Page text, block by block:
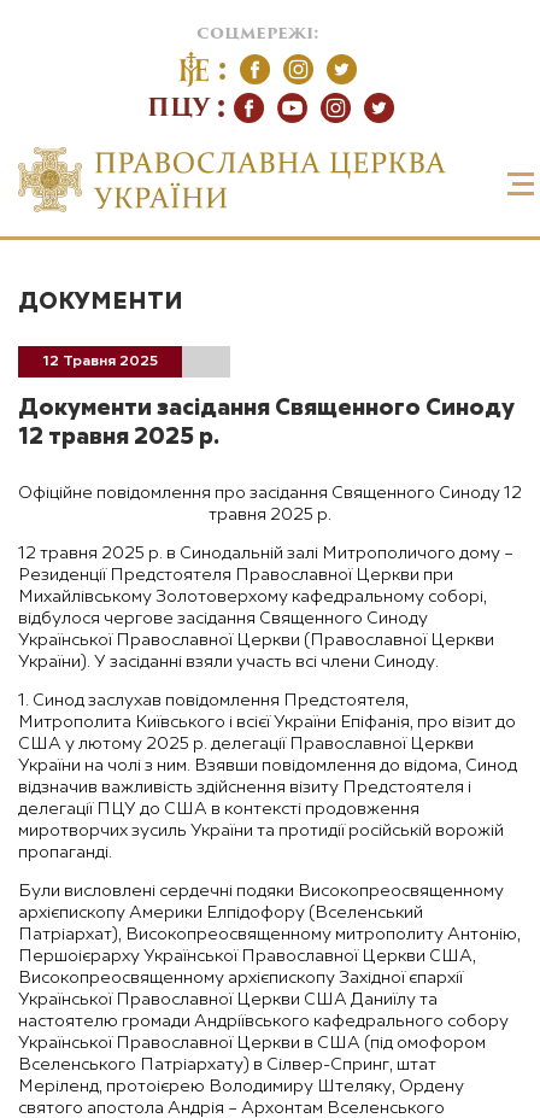
соцмережі:
ПЦУ
ДОКУМЕНТИ
12 Травня 2025
Документи засідання Священного Синоду
12 травня 2025 р.
Офіційне повідомлення про засідання Священного Синоду 12
травня 2025 р.
12 травня 2025 р. в Синодальній залі Митрополичого дому –
Резиденції Предстоятеля Православної Церкви при
Михайлівському Золотоверхому кафедральному соборі,
відбулося чергове засідання Священного Синоду
Української Православної Церкви (Православної Церкви
України). У засіданні взяли участь всі члени Синоду.
1. Синод заслухав повідомлення Предстоятеля,
Митрополита Київського і всієї України Епіфанія, про візит до
США у лютому 2025 р. делегації Православної Церкви
України на чолі з ним. Взявши повідомлення до відома, Синод
відзначив важливість здійснення візиту Предстоятеля і
делегації ПЦУ до США в контексті продовження
миротворчих зусиль України та протидії російській ворожій
пропаганді.
Були висловлені сердечні подяки Високопреосвященному
архієпископу Америки Елпідофору (Вселенський
Патріархат), Високопреосвященному митрополиту Антонію,
Першоієрарху Української Православної Церкви США,
Високопреосвященному архієпископу Західної єпархії
Української Православної Церкви США Даниїлу та
настоятелю громади Андріївського кафедрального собору
Української Православної Церкви в США (під омофором
Вселенського Патріархату) в Сілвер-Спринг, штат
Меріленд, протоієрею Володимиру Штеляку, Ордену
святого апостола Андрія – Архонтам Вселенського